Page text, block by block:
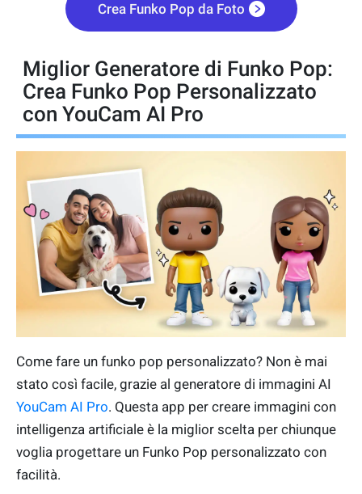
Crea Funko Pop da Foto
Miglior Generatore di Funko Pop:
Crea Funko Pop Personalizzato
con YouCam AI Pro
Come fare un funko pop personalizzato? Non è mai
stato così facile, grazie al generatore di immagini AI
YouCam AI Pro. Questa app per creare immagini con
intelligenza artificiale è la miglior scelta per chiunque
voglia progettare un Funko Pop personalizzato con
facilità.